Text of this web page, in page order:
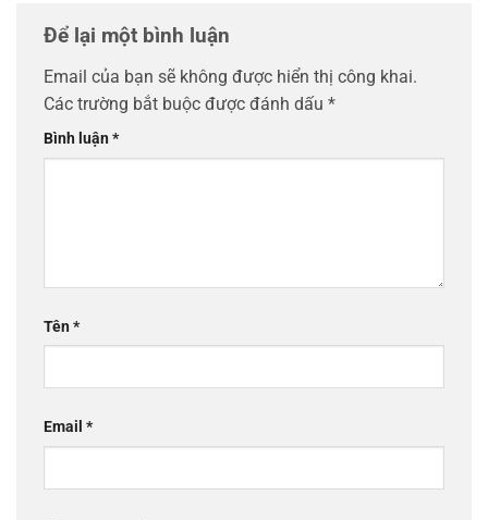
Để lại một bình luận
Email của bạn sẽ không được hiển thị công khai.
Các trường bắt buộc được đánh dấu *
Bình luận*
Tên*
Email *